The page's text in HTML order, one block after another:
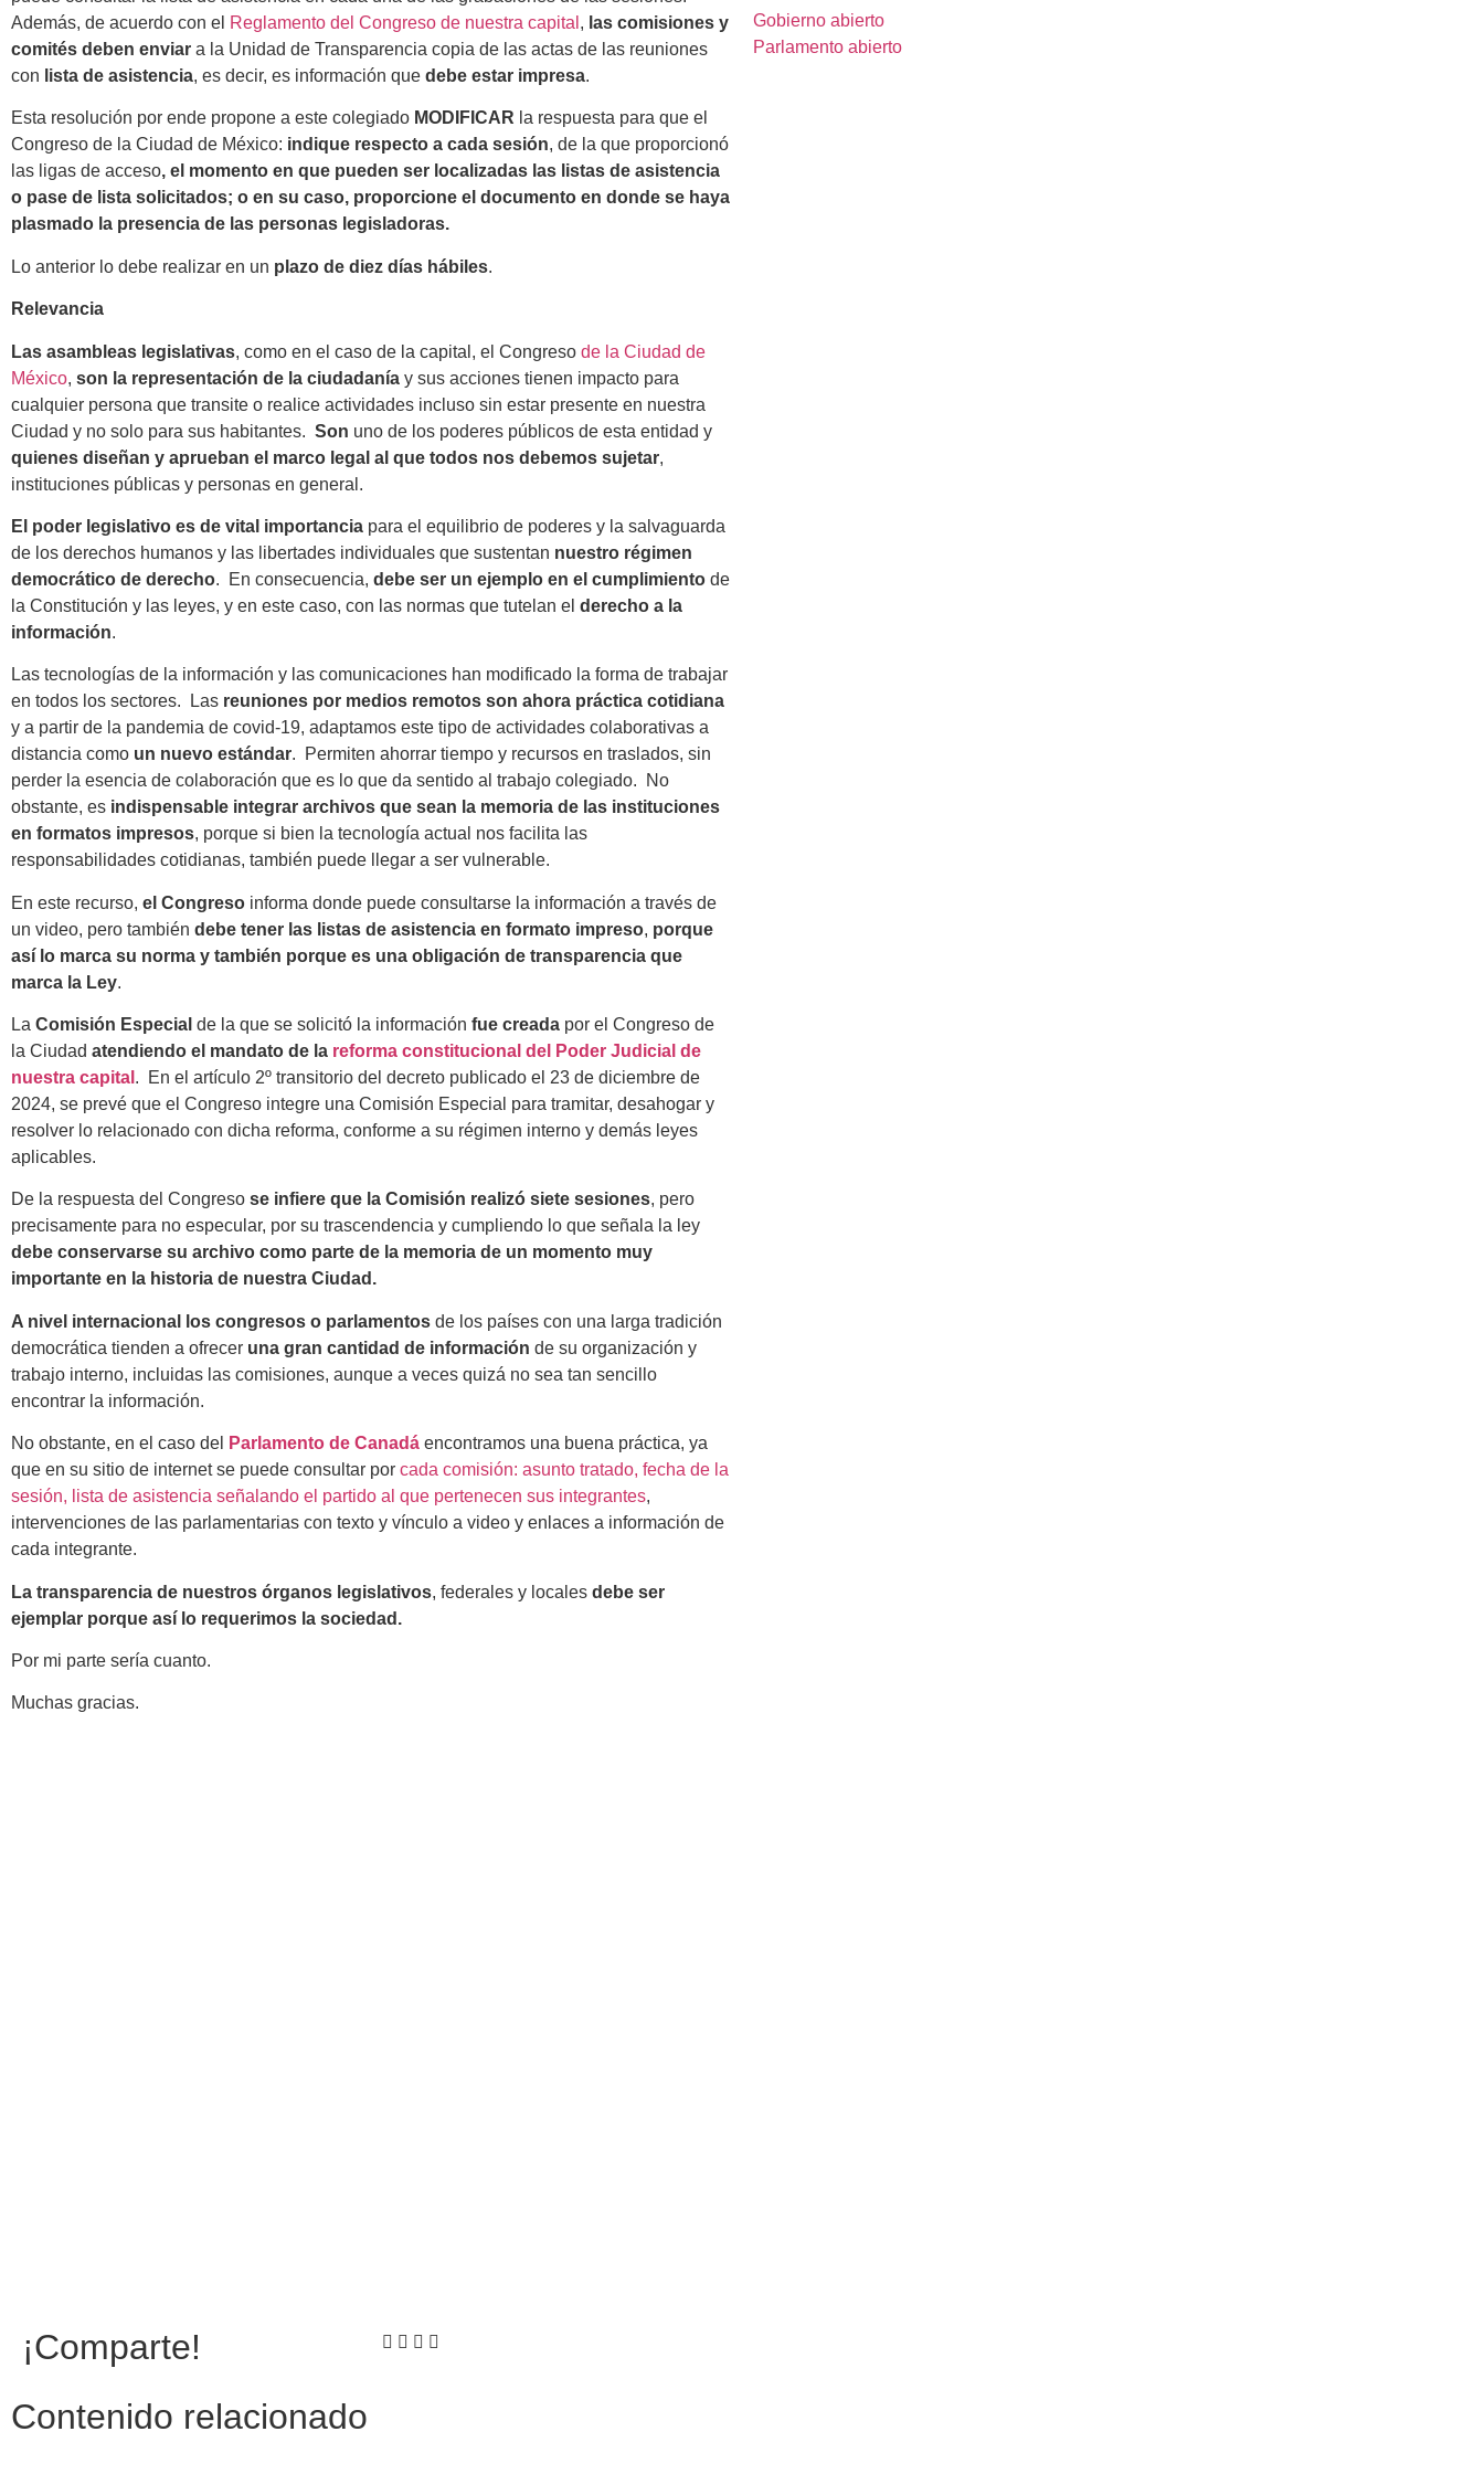
Además, de acuerdo con el Reglamento del Congreso de nuestra capital , las comisiones y
comités deben enviar a la Unidad de Transparencia copia de las actas de las reuniones
con lista de asistencia, es decir, es información que debe estar impresa.
Esta resolución por ende propone a este colegiado MODIFICAR la respuesta para que el
Congreso de la Ciudad de México: indique respecto a cada sesión, de la que proporcionó
las ligas de acceso, el momento en que pueden ser localizadas las listas de asistencia
o pase de lista solicitados; o en su caso, proporcione el documento en donde se haya
plasmado la presencia de las personas legisladoras.
Lo anterior lo debe realizar en un plazo de diez días hábiles.
Relevancia
Las asambleas legislativas, como en el caso de la capital, el Congreso de la Ciudad de
México, son la representación de la ciudadanía y sus acciones tienen impacto para
cualquier persona que transite o realice actividades incluso sin estar presente en nuestra
Ciudad y no solo para sus habitantes. Son uno de los poderes públicos de esta entidad y
quienes diseñan y aprueban el marco legal al que todos nos debemos sujetar,
instituciones públicas y personas en general.
El poder legislativo es de vital importancia para el equilibrio de poderes y la salvaguarda
de los derechos humanos y las libertades individuales que sustentan nuestro régimen
democrático de derecho. En consecuencia, debe ser un ejemplo en el cumplimiento de
la Constitución y las leyes, y en este caso, con las normas que tutelan el derecho a la
información.
Las tecnologías de la información y las comunicaciones han modificado la forma de trabajar
en todos los sectores. Las reuniones por medios remotos son ahora práctica cotidiana
y a partir de la pandemia de covid-19, adaptamos este tipo de actividades colaborativas a
distancia como un nuevo estándar. Permiten ahorrar tiempo y recursos en traslados, sin
perder la esencia de colaboración que es lo que da sentido al trabajo colegiado. No
obstante, es indispensable integrar archivos que sean la memoria de las instituciones
en formatos impresos, porque si bien la tecnología actual nos facilita las
responsabilidades cotidianas, también puede llegar a ser vulnerable.
En este recurso, el Congreso informa donde puede consultarse la información a través de
un video, pero también debe tener las listas de asistencia en formato impreso, porque
así lo marca su norma y también porque es una obligación de transparencia que
marca la Ley.
La Comisión Especial de la que se solicitó la información fue creada por el Congreso de
la Ciudad atendiendo el mandato de la reforma constitucional del Poder Judicial de
nuestra capital . En el artículo 2º transitorio del decreto publicado el 23 de diciembre de
2024, se prevé que el Congreso integre una Comisión Especial para tramitar, desahogar y
resolver lo relacionado con dicha reforma, conforme a su régimen interno y demás leyes
aplicables.
De la respuesta del Congreso se infiere que la Comisión realizó siete sesiones, pero
precisamente para no especular, por su trascendencia y cumpliendo lo que señala la ley
debe conservarse su archivo como parte de la memoria de un momento muy
importante en la historia de nuestra Ciudad.
A nivel internacional los congresos o parlamentos de los países con una larga tradición
democrática tienden a ofrecer una gran cantidad de información de su organización y
trabajo interno, incluidas las comisiones, aunque a veces quizá no sea tan sencillo
encontrar la información.
No obstante, en el caso del Parlamento de Canadá encontramos una buena práctica, ya
que en su sitio de internet se puede consultar por cada comisión: asunto tratado, fecha de la
sesión, lista de asistencia señalando el partido al que pertenecen sus integrantes,
intervenciones de las parlamentarias con texto y vínculo a video y enlaces a información de
cada integrante.
La transparencia de nuestros órganos legislativos, federales y locales debe ser
ejemplar porque así lo requerimos la sociedad.
Por mi parte sería cuanto.
Muchas gracias.
¡Comparte!
Gobierno abierto
Parlamento abierto
Contenido relacionado